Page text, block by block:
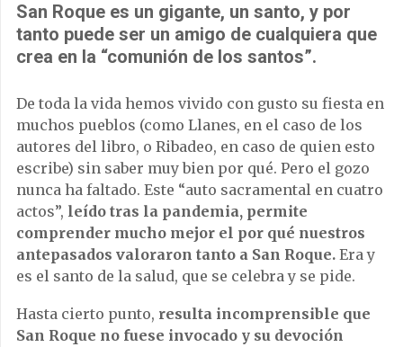
San Roque es un gigante, un santo, y por
tanto puede ser un amigo de cualquiera que
crea en la “comunión de los santos”.
De toda la vida hemos vivido con gusto su fiesta en
muchos pueblos (como Llanes, en el caso de los
autores del libro, o Ribadeo, en caso de quien esto
escribe) sin saber muy bien por qué. Pero el gozo
nunca ha faltado. Este “auto sacramental en cuatro
actos”, leído tras la pandemia, permite
comprender mucho mejor el por qué nuestros
antepasados valoraron tanto a San Roque. Era y
es el santo de la salud, que se celebra y se pide.
Hasta cierto punto, resulta incomprensible que
San Roque no fuese invocado y su devoción